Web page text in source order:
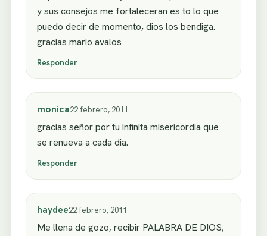
y sus consejos me fortaleceran es to lo que
puedo decir de momento, dios los bendiga.
gracias mario avalos
Responder
monica22 febrero, 2011
gracias señor por tu infinita misericordia que
se renueva a cada dia.
Responder
haydee22 febrero, 2011
Me llena de gozo, recibir PALABRA DE DIOS,